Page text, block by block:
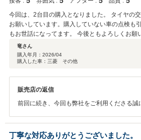
今回は、2台目の購入となりました。 タイヤの
お願いしています。購入していない車の点検も
もお世話になってます。 今後ともよろしくお願
竜さん
購入年月： 2026/04
購入した車：三菱 その他
販売店の返信
前回に続き、今回も弊社をご利用くださる誠
にご相談ください。 今後ともよろしくお願
がとうございました。
丁寧な対応ありがとうございました。